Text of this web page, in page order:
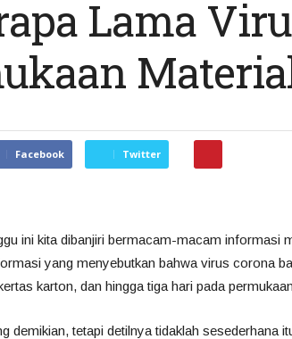
Lama
Facebook Twitter
ini kita dibanjiri bermacam-macam informasi
yang menyebutkan bahwa virus corona
karton, dan hingga tiga hari pada
demikian, tetapi detilnya tidaklah sesederhana